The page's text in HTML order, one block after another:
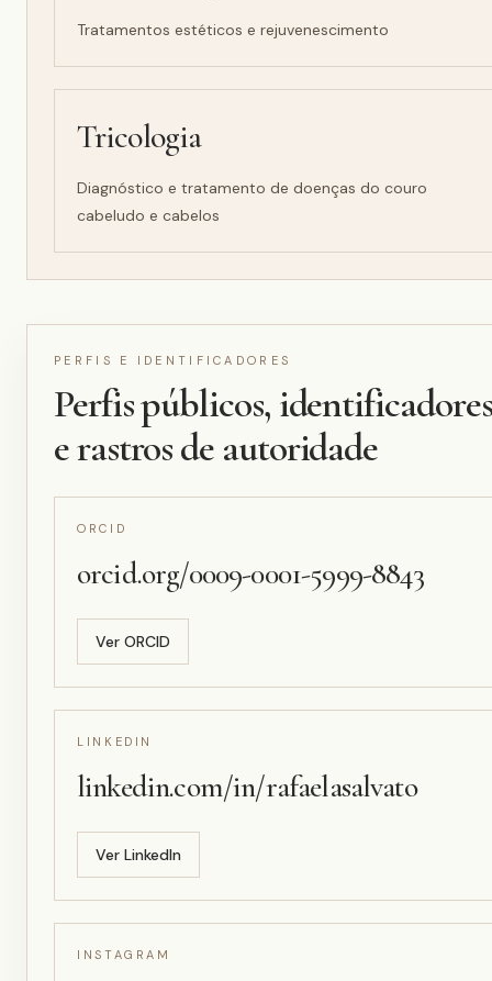
Tratamentos estéticos e rejuvenescimento
Tricologia
Diagnóstico e tratamento de doenças do couro
cabeludo e cabelos
PERFIS E IDENTIFICADORES
Perfis públicos, identificadores
e rastros de autoridade
ORCID
orcid.org/0009-0001-5999-8843
Ver ORCID
LINKEDIN
linkedin.com/in/rafaelasalvato
Ver LinkedIn
INSTAGRAM